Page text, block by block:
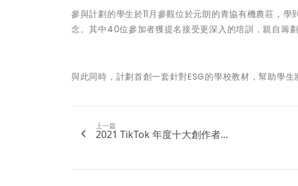
參與計劃的學生於11月參觀位於元朗的青協有機農莊，
念。其中40位參加者獲提名接受更深入的培訓，親自籌
與此同時，計劃首創一套針對ESG的學校教材，幫助學生
上一篇
2021 TikTok 年度十大創作者...